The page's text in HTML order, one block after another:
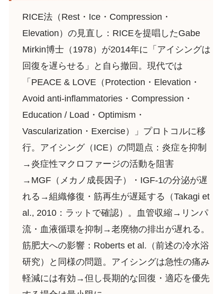
RICE法（Rest・Ice・Compression・
Elevation）の見直し：RICEを提唱したGabe
Mirkin博士（1978）が2014年に「アイシングは
回復を遅らせる」と自ら撤回。現代では
「PEACE & LOVE（Protection・Elevation・
Avoid anti-inflammatories・Compression・
Education / Load・Optimism・
Vascularization・Exercise）」プロトコルに移
行。アイシング（ICE）の問題点：炎症を抑制
→炎症性マクロファージの活動を阻害
→MGF（メカノ成長因子）・IGF-1の分泌が遅
れる→組織修復・筋再生が遅延する（Takagi et
al., 2010：ラットで確認）。血管収縮→リンパ
流・血液循環を抑制→老廃物の排出が遅れる。
筋肥大への影響：Roberts et al.（前述の冷水浴
研究）と同様の問題。アイシングは急性の痛み
軽減には有効→但し長期的な回復・適応を優先